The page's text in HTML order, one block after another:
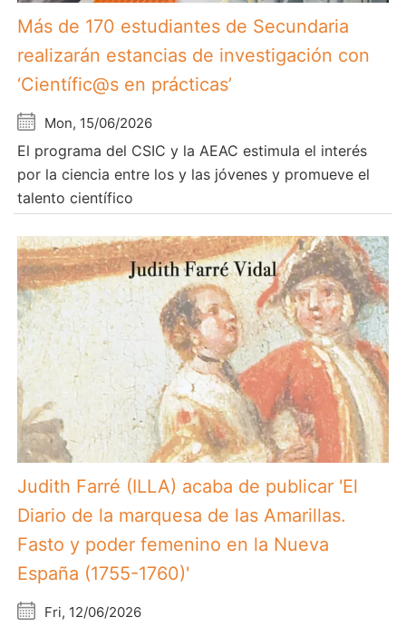
Más de 170 estudiantes de Secundaria
realizarán estancias de investigación con
‘Científic@s en prácticas’
Mon, 15/06/2026
El programa del CSIC y la AEAC estimula el interés
por la ciencia entre los y las jóvenes y promueve el
talento científico
Judith Farré (ILLA) acaba de publicar 'El
Diario de la marquesa de las Amarillas.
Fasto y poder femenino en la Nueva
España (1755-1760)'
Fri, 12/06/2026